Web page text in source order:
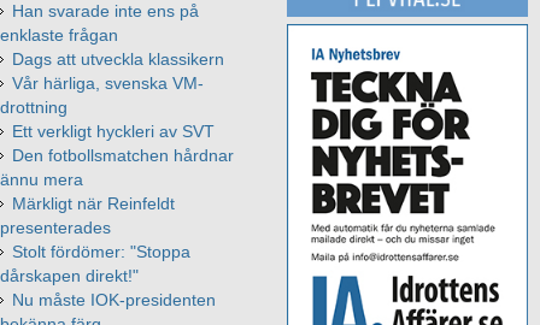
Han svarade inte ens på
enklaste frågan
Dags att utveckla klassikern
Vår härliga, svenska VM-
drottning
Ett verkligt hyckleri av SVT
Den fotbollsmatchen hårdnar
ännu mera
Märkligt när Reinfeldt
presenterades
Stolt fördömer: "Stoppa
dårskapen direkt!"
Nu måste IOK-presidenten